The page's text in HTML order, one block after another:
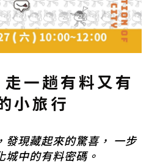
一趟有料又有
小旅行
發現藏起來的驚喜， 一步
城中的有料密碼。